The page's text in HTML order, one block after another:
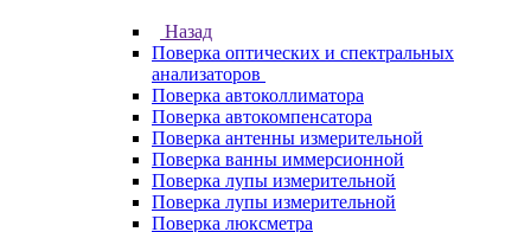
Назад
Поверка оптических и спектральных
анализаторов
Поверка автоколлиматора
Поверка автокомпенсатора
Поверка антенны измерительной
Поверка ванны иммерсионной
Поверка лупы измерительной
Поверка лупы измерительной
Поверка люксметра